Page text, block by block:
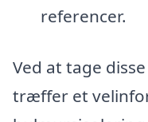
referencer.
Ved at tage
træffer et